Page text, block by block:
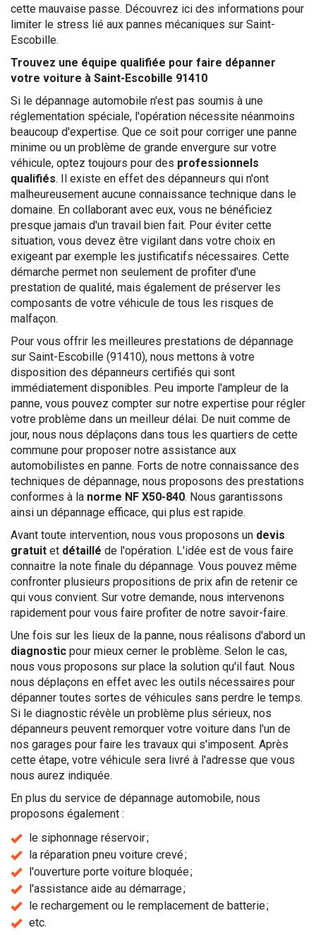
cette mauvaise passe. Découvrez ici des informations pour
limiter le stress lié aux pannes mécaniques sur Saint-
Escobille.
Trouvez une équipe qualifiée pour faire dépanner
votre voiture à Saint-Escobille 91410
Si le dépannage automobile n'est pas soumis à une
réglementation spéciale, l'opération nécessite néanmoins
beaucoup d'expertise. Que ce soit pour corriger une panne
minime ou un problème de grande envergure sur votre
véhicule, optez toujours pour des professionnels
qualifiés. Il existe en effet des dépanneurs qui n'ont
malheureusement aucune connaissance technique dans le
domaine. En collaborant avec eux, vous ne bénéficiez
presque jamais d'un travail bien fait. Pour éviter cette
situation, vous devez être vigilant dans votre choix en
exigeant par exemple les justificatifs nécessaires. Cette
démarche permet non seulement de profiter d'une
prestation de qualité, mais également de préserver les
composants de votre véhicule de tous les risques de
malfaçon.
Pour vous offrir les meilleures prestations de dépannage
sur Saint-Escobille (91410), nous mettons à votre
disposition des dépanneurs certifiés qui sont
immédiatement disponibles. Peu importe l'ampleur de la
panne, vous pouvez compter sur notre expertise pour régler
votre problème dans un meilleur délai. De nuit comme de
jour, nous nous déplaçons dans tous les quartiers de cette
commune pour proposer notre assistance aux
automobilistes en panne. Forts de notre connaissance des
techniques de dépannage, nous proposons des prestations
conformes à la norme NF X50-840. Nous garantissons
ainsi un dépannage efficace, qui plus est rapide.
Avant toute intervention, nous vous proposons un devis
gratuit et détaillé de l'opération. L'idée est de vous faire
connaitre la note finale du dépannage. Vous pouvez même
confronter plusieurs propositions de prix afin de retenir ce
qui vous convient. Sur votre demande, nous intervenons
rapidement pour vous faire profiter de notre savoir-faire.
Une fois sur les lieux de la panne, nous réalisons d'abord un
diagnostic pour mieux cerner le problème. Selon le cas,
nous vous proposons sur place la solution qu'il faut. Nous
nous déplaçons en effet avec les outils nécessaires pour
dépanner toutes sortes de véhicules sans perdre le temps.
Si le diagnostic révèle un problème plus sérieux, nos
dépanneurs peuvent remorquer votre voiture dans l'un de
nos garages pour faire les travaux qui s'imposent. Après
cette étape, votre véhicule sera livré à l'adresse que vous
nous aurez indiquée.
En plus du service de dépannage automobile, nous
proposons également :
le siphonnage réservoir ;
la réparation pneu voiture crevé ;
l'ouverture porte voiture bloquée ;
l'assistance aide au démarrage ;
le rechargement ou le remplacement de batterie ;
etc.